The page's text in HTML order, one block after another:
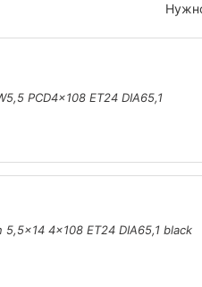
PCD4x108 ET24 DIA65,1
4x108 ET24 DIA65,1 black